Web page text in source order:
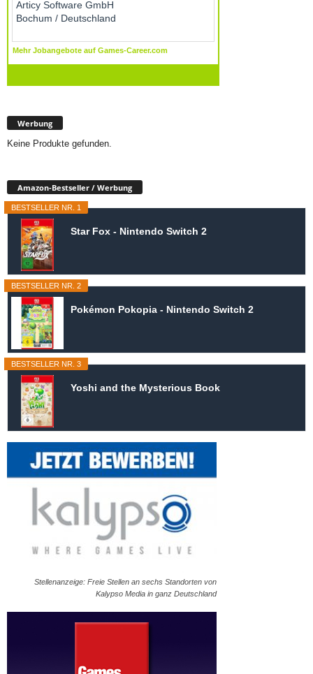
Werbung
Keine Produkte gefunden.
Amazon-Bestseller / Werbung
BESTSELLER NR. 1
Star Fox - Nintendo Switch 2
BESTSELLER NR. 2
Pokémon Pokopia - Nintendo Switch 2
BESTSELLER NR. 3
Yoshi and the Mysterious Book
Stellenanzeige: Freie Stellen an sechs Standorten von
Kalypso Media in ganz Deutschland